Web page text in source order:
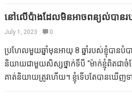
បញ្ហាពិត។ រឿងមួយទៀតគឺនេះ:…
Racetrack ។ រក្សាប៊ិចរបស់អ្នកចេញដើម្បីគូរ
មួយសន្លឹក។ ប្រើកាក់ពីកាបូបរបស់អ្នកនៅពេល
ព្រេងរបស់អ្នក។ ខ្ញុំឈ្លបយកការណ៍។ ។ ។ សូម្
ក្នុងហ្គេមដែលមានការស្មានជាមូលដ្ឋាននេះ
ផ្គត់ផ្គង់ព័ត៌មានជំនួយ: “ខ្ញុំឈ្លបយកការណ៍ដោ
ទៀត។ យូរ ៗ ទៅនៅពេលដែលគាត់ស្លៀកអាវគ
“ខាងស្តាំ” ។ នេះកំពុងផ្តល់ឱ្យយើងនូវទស្សន
គេហៅថាអាវក្រោយគណបក្ស – មិនបាន – មិ
ពេញលេញ – My-Minriff-in-ITIS ។ [សូម
ភាព!]
នៅលើប៉ាងដែលមិនអាចពន្យល់បានរ
July 1, 2023 0
ប្រហែលមួយឆ្នាំមុនអាយុ 8 ឆ្នាំរបស់ខ្ញុំបានបំ
និយាយជាមួយសិស្សថ្នាក់ទីបី “ម៉ាក់ខ្ញុំពិតជា
គាត់និយាយត្រូវហើយ។ ខ្ញុំទើបតែបានឃើញទ